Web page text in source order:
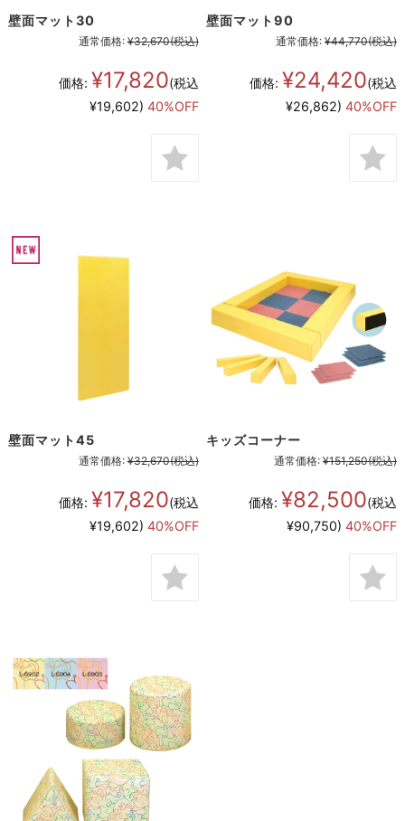
壁面マット30
通常価格: ¥32,670(税込)
価格: ¥17,820(税込
¥19,602) 40%OFF
壁面マット90
通常価格: ¥44,770(税込)
価格: ¥24,420(税込
¥26,862) 40%OFF
壁面マット45
通常価格: ¥32,670(税込)
価格: ¥17,820(税込
¥19,602) 40%OFF
キッズコーナー
通常価格: ¥151,250(税込)
価格: ¥82,500(税込
¥90,750) 40%OFF